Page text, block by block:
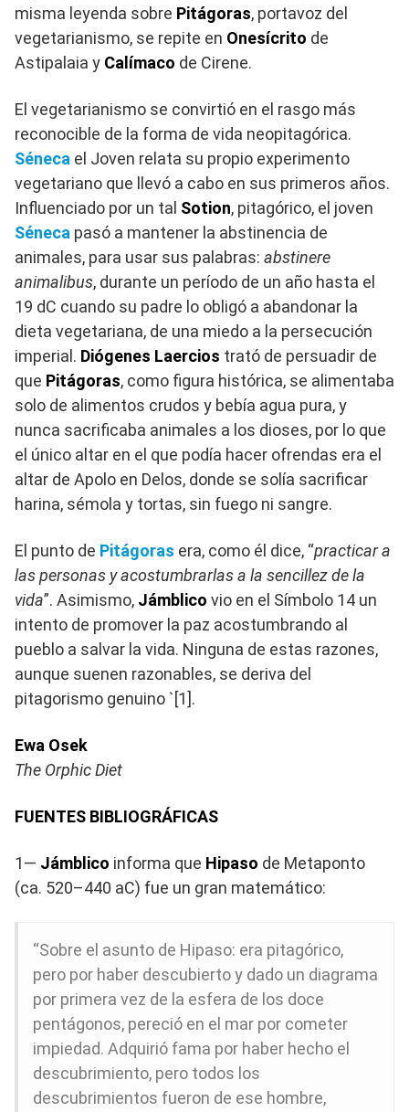
misma leyenda sobre Pitágoras, portavoz del
vegetarianismo, se repite en Onesícrito de
Astipalaia y Calímaco de Cirene.
El vegetarianismo se convirtió en el rasgo más
reconocible de la forma de vida neopitagórica.
Séneca el Joven relata su propio experimento
vegetariano que llevó a cabo en sus primeros años.
Influenciado por un tal Sotion, pitagórico, el joven
Séneca pasó a mantener la abstinencia de
animales, para usar sus palabras: abstinere
animalibus, durante un período de un año hasta el
19 dC cuando su padre lo obligó a abandonar la
dieta vegetariana, de una miedo a la persecución
imperial. Diógenes Laercios trató de persuadir de
que Pitágoras, como figura histórica, se alimentaba
solo de alimentos crudos y bebía agua pura, y
nunca sacrificaba animales a los dioses, por lo que
el único altar en el que podía hacer ofrendas era el
altar de Apolo en Delos, donde se solía sacrificar
harina, sémola y tortas, sin fuego ni sangre.
El punto de Pitágoras era, como él dice, “practicar a
las personas y acostumbrarlas a la sencillez de la
vida”. Asimismo, Jámblico vio en el Símbolo 14 un
intento de promover la paz acostumbrando al
pueblo a salvar la vida. Ninguna de estas razones,
aunque suenen razonables, se deriva del
pitagorismo genuino `[1].
Ewa Osek
The Orphic Diet
FUENTES BIBLIOGRÁFICAS
1— Jámblico informa que Hipaso de Metaponto
(ca. 520–440 aC) fue un gran matemático:
“Sobre el asunto de Hipaso: era pitagórico,
pero por haber descubierto y dado un diagrama
por primera vez de la esfera de los doce
pentágonos, pereció en el mar por cometer
impiedad. Adquirió fama por haber hecho el
descubrimiento, pero todos los
descubrimientos fueron de ese hombre,